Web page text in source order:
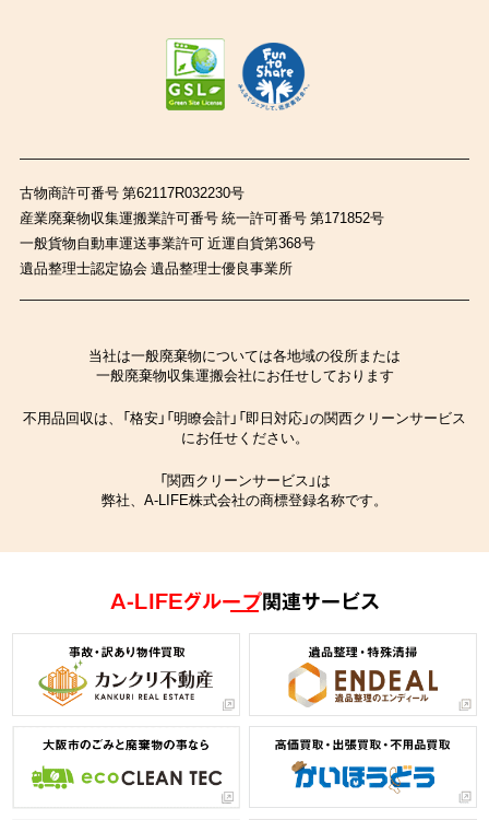
古物商許可番号 第62117R032230号
産業廃棄物収集運搬業許可番号 統一許可番号 第171852号
一般貨物自動車運送事業許可 近運自貨第368号
遺品整理士認定協会 遺品整理士優良事業所
当社は一般廃棄物については各地域の役所または
一般廃棄物収集運搬会社にお任せしております
不用品回収は、「格安」「明瞭会計」「即日対応」の関西クリーンサービス
にお任せください。
「関西クリーンサービス」は
弊社、A-LIFE株式会社の商標登録名称です。
A-LIFEグループ関連サービス